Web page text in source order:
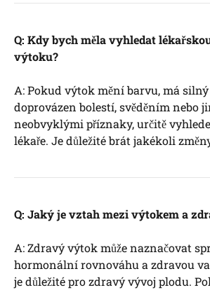
Q: Kdy bych měla vyhledat
výtoku?
A: Pokud výtok mění barvu, má silný
doprovázen bolestí, svěděním nebo
neobvyklými příznaky, určitě
lékaře. Je důležité brát jakékoli
Q: Jaký je vztah mezi výtokem a
A: Zdravý výtok může naznačovat
hormonální rovnováhu a zdravou
je důležité pro zdravý vývoj plodu.